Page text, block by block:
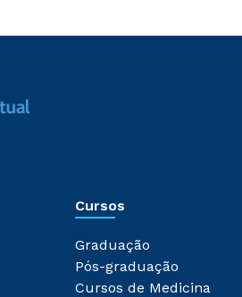
Cursos
Graduação
Pós-graduação
Cursos de Medicina